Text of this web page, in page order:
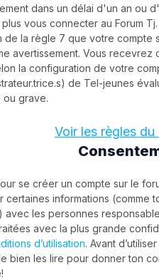
dans un délai d'un an ou
vous connecter au Forum
de la règle 7 que votre compte
avertissement. Vous recevrez
la configuration de votre
de Tel-jeunes
ou grave.
Voir les règles du
se créer un compte sur le
certaines informations (comme
avec les personnes
avec la plus grande
d’utilisation. Avant
bien les lire pour donner ton